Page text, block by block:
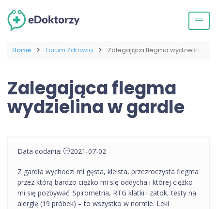
Home Forum Zdrowia Zalegająca flegma wydzielina w
Zalegająca flegma
wydzielina w gardle
Data dodania: 2021-07-02
Z gardła wychodzi mi gęsta, kleista, przezroczysta flegma
przez którą bardzo ciężko mi się oddycha i której ciężko
mi się pozbywać. Spirometria, RTG klatki i zatok, testy na
alergię (19 próbek) – to wszystko w normie. Leki